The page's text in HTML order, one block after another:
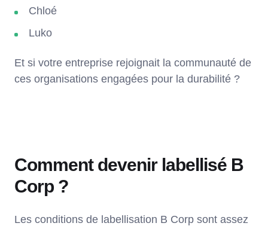
Chloé
Luko
Et si votre entreprise rejoignait la communauté de
ces organisations engagées pour la durabilité ?
Comment devenir labellisé B
Corp ?
Les conditions de labellisation B Corp sont assez